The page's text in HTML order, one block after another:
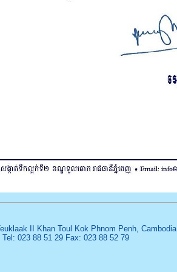
II Khan Toul Kok Phnom Penh, Cambodia
023 88 51 29 Fax: 023 88 52 79